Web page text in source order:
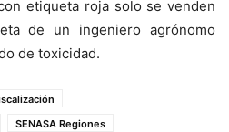
etiqueta roja solo se venden
de un ingeniero agrónomo
de toxicidad.
SENASA Regiones